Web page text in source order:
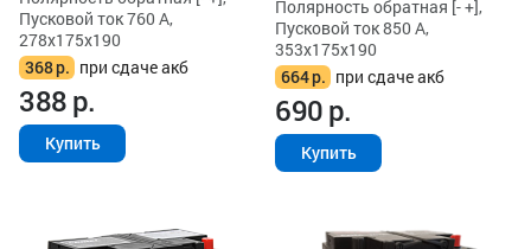
Пусковой ток 760 А,
278x175x190
368р. при сдаче акб
388р.
Купить
Полярность обратная [- +],
Пусковой ток 850 А,
353x175x190
664р. при сдаче акб
690р.
Купить